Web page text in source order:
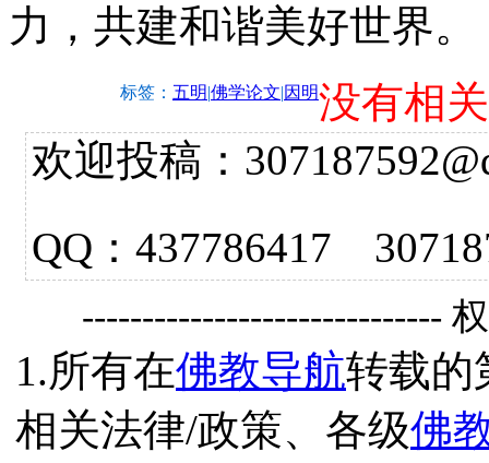
力，共建和谐美好世界。
标签： 五明|佛学论文|因明没有相
欢迎投稿：
QQ：437786417
------------------------------
1.所有在佛教导航转载的
相关法律/政策、各级佛